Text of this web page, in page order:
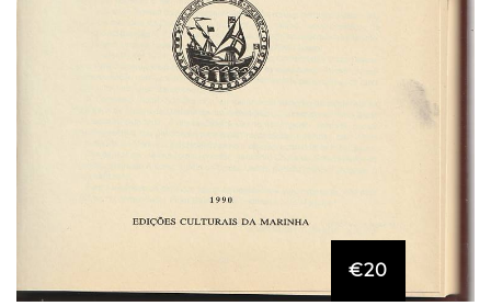
€20